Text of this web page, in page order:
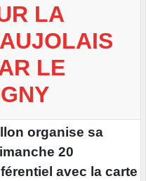
LA
LE
organise sa
20
avec la carte